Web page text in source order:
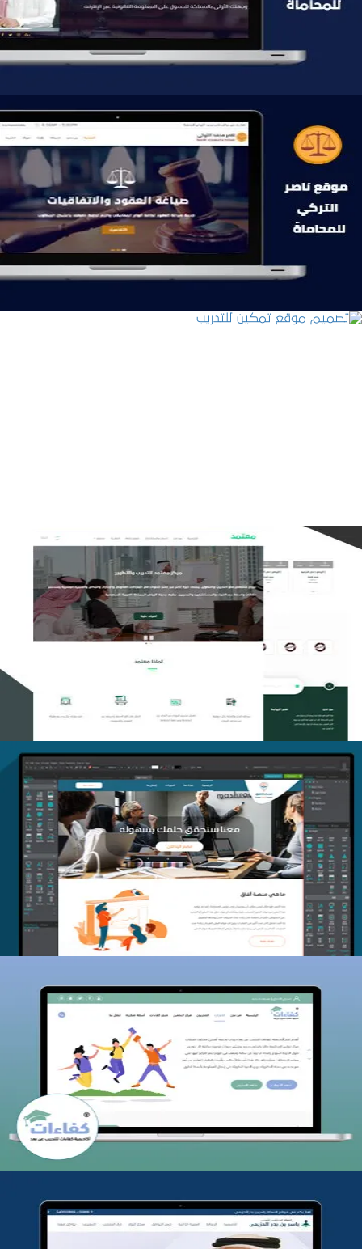
التفاصيل
موقع ناصر التركي للمحاماة
التفاصيل
تصميم منصة معتمد للتدريب
التفاصيل
منصة أفق للتدريب
التفاصيل
كفاءات للتدريب
التفاصيل